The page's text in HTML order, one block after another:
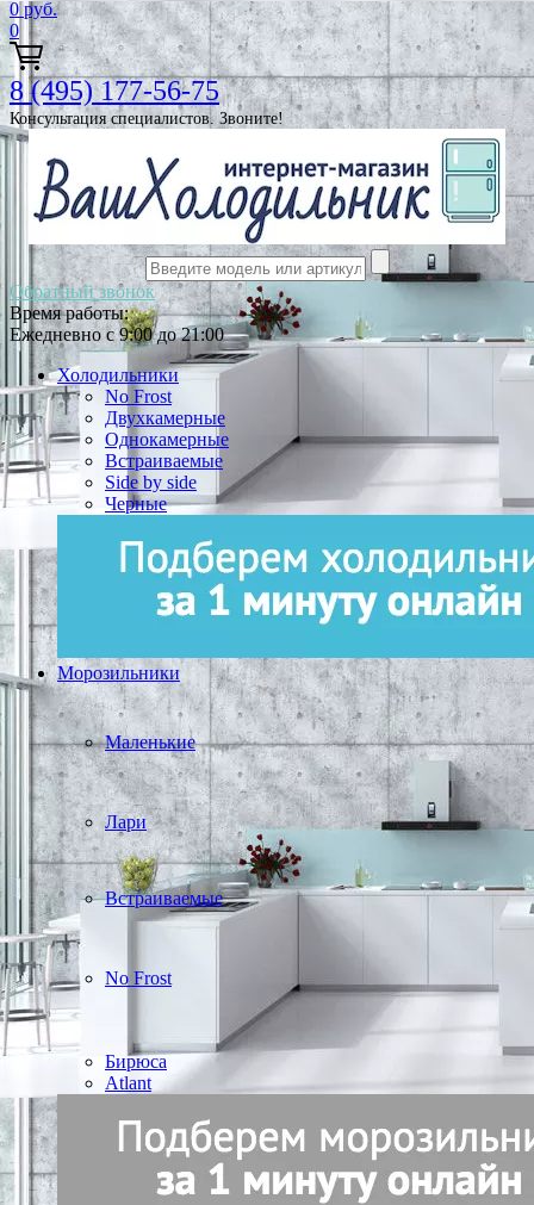
0 руб.
0
8 (495) 177-56-75
Консультация специалистов. Звоните!
Обратный звонок
Время работы:
Ежедневно с 9:00 до 21:00
Холодильники
No Frost
Двухкамерные
Однокамерные
Встраиваемые
Side by side
Черные
Морозильники
Маленькие
Лари
Встраиваемые
No Frost
Бирюса
Atlant